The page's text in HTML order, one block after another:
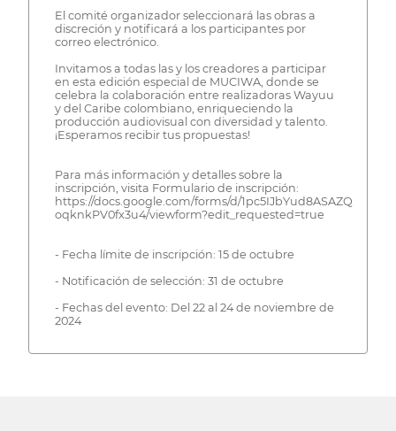
El comité organizador seleccionará las obras a
discreción y notificará a los participantes por
correo electrónico.
Invitamos a todas las y los creadores a participar
en esta edición especial de MUCIWA, donde se
celebra la colaboración entre realizadoras Wayuu
y del Caribe colombiano, enriqueciendo la
producción audiovisual con diversidad y talento.
¡Esperamos recibir tus propuestas!
Para más información y detalles sobre la
inscripción, visita Formulario de inscripción:
https://docs.google.com/forms/d/
oqknkPV0fx3u4/viewform?edit_requested=true
- Fecha límite de inscripción: 15 de octubre
- Notificación de selección: 31 de octubre
- Fechas del evento: Del 22 al 24 de noviembre de
2024